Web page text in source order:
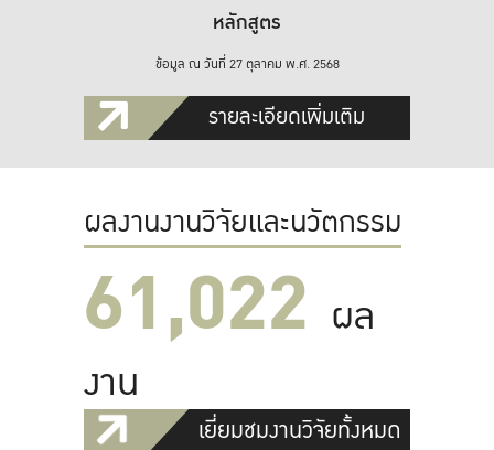
หลักสูตร
ข้อมูล ณ วันที่ 27 ตุลาคม พ.ศ. 2568
รายละเอียดเพิ่มเติม
ผลงานงานวิจัยและนวัตกรรม
61,022 ผล
งาน
เยี่ยมชมงานวิจัยทั้งหมด